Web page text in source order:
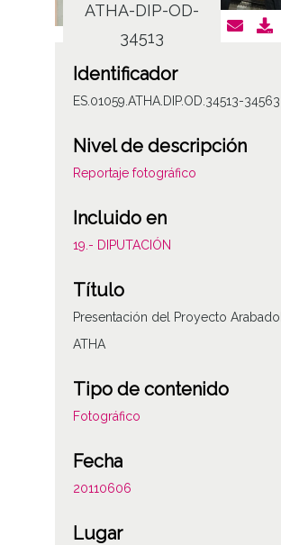
ATHA-DIP-OD-
34513
Identificador
ES.01059.ATHA.DIP.OD.34513-34563
Nivel de descripción
Reportaje fotográfico
Incluido en
19.- DIPUTACIÓN
Título
Presentación del Proyecto
ATHA
Tipo de contenido
Fotográfico
Fecha
20110606
Lugar